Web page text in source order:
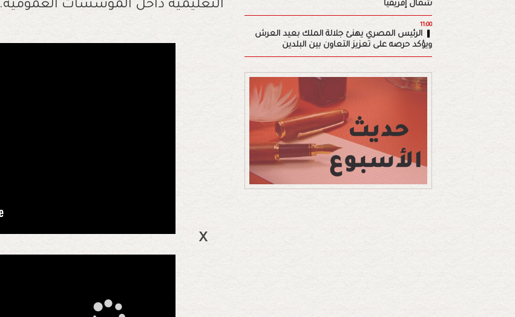
التعليمية داخل المؤسسات العمومية.
شمال إفريقيا
11:00
الرئيس المصري يهنئ جلالة الملك بعيد العرش
ويؤكد حرصه على تعزيز التعاون بين البلدين